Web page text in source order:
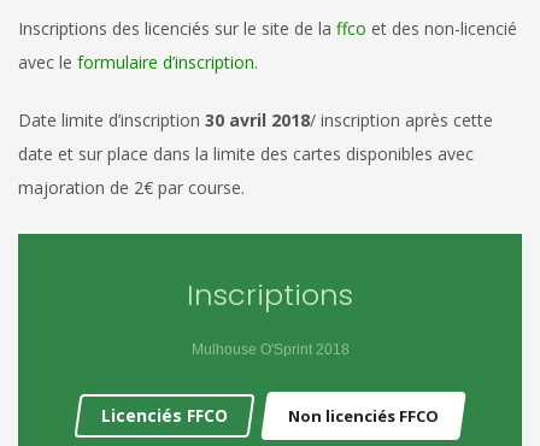
Inscriptions des licenciés sur le site de la ffco et des non-licencié
avec le formulaire d’inscription.
Date limite d’inscription 30 avril 2018/ inscription après cette
date et sur place dans la limite des cartes disponibles avec
majoration de 2€ par course.
Inscriptions
Mulhouse O'Sprint 2018
Licenciés FFCO Non licenciés FFCO